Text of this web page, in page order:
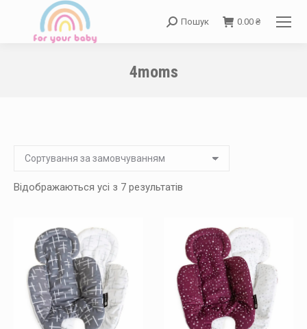
Search:
Пошук 0.00 ₴
4moms
Відображаються усі з 7 результатів